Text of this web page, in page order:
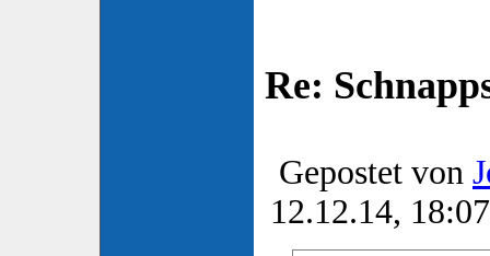
Re:
Gepostet von
12.12.14, 18:07